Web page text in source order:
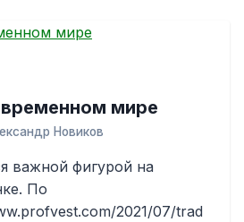
мире
Новиков
важной фигурой на
По
2021/07/trad